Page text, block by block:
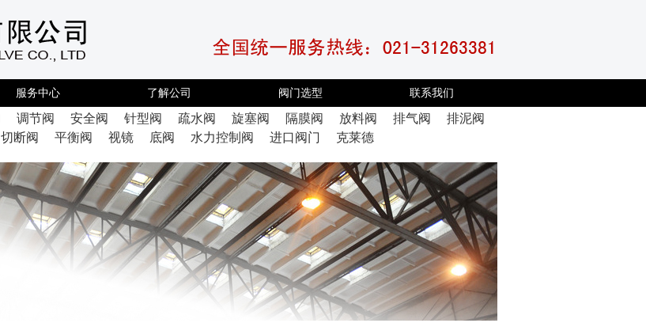
服务中心 了解公司 阀门选型 联系我们
调节阀 安全阀 针型阀 疏水阀 旋塞阀 隔膜阀 放料阀 排气阀
排泥阀
切断阀 平衡阀 视镜 底阀 水力控制阀 进口阀门 克莱德